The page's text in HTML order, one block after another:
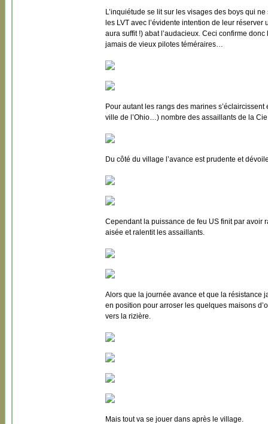
L’inquiétude se lit sur les visages des boys qui
les LVT avec l’évidente intention de leur
aura suffit !) abat l’audacieux. Ceci confirme
jamais de vieux pilotes téméraires…
Pour autant les rangs des marines
ville de l’Ohio…) nombre des assaillants de la
Du côté du village l’avance est prudente et
Cependant la puissance de feu US finit par avoir
aisée et ralentit les assaillants.
Alors que la journée avance et que la résistance
en position pour arroser les quelques maisons
vers la rizière.
Mais tout va se jouer dans après le village.